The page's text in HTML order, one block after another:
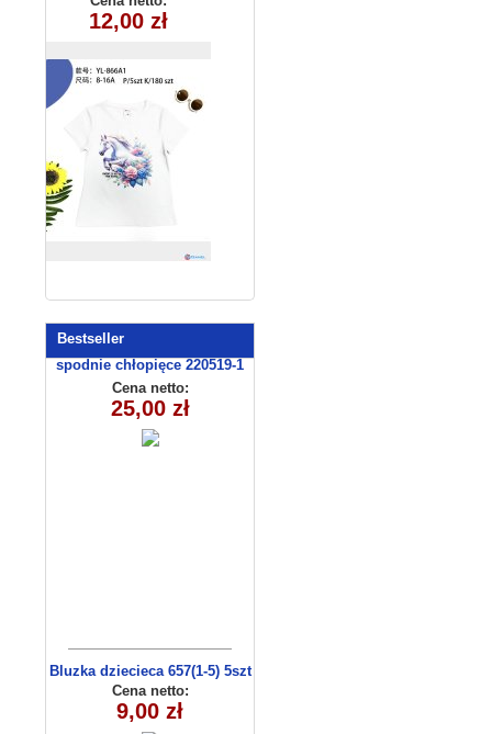
YL-866A1 (8-16)
5 szt
12,00 zł
Bestseller
spodnie chłopięce 220519-1
(1-6) 5szt
Cena netto:
25,00 zł
Bluzka dziecieca 657(1-5) 5szt
Cena netto:
9,00 zł